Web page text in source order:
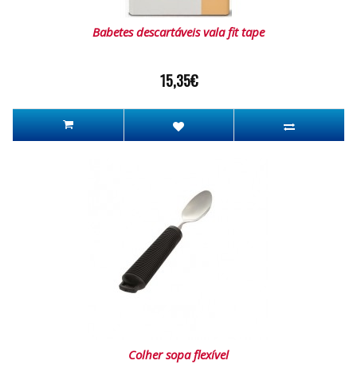
Babetes descartáveis vala fit tape
15,35€
Colher sopa flexível